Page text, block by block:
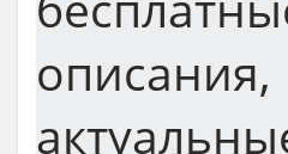
описания,